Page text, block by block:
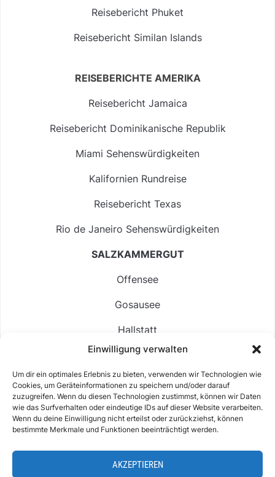
Einwilligung verwalten
Um dir ein optimales Erlebnis zu bieten, verwenden wir Technologien wie
Cookies, um Geräteinformationen zu speichern und/oder darauf
zuzugreifen. Wenn du diesen Technologien zustimmst, können wir Daten
wie das Surfverhalten oder eindeutige IDs auf dieser Website verarbeiten.
Wenn du deine Einwilligung nicht erteilst oder zurückziehst, können
bestimmte Merkmale und Funktionen beeinträchtigt werden.
AKZEPTIEREN
Reisebericht Phuket
Reisebericht Similan Islands
REISEBERICHTE AMERIKA
Reisebericht Jamaica
Reisebericht Dominikanische Republik
Miami Sehenswürdigkeiten
Kalifornien Rundreise
Reisebericht Texas
Rio de Janeiro Sehenswürdigkeiten
SALZKAMMERGUT
Offensee
Gosausee
Hallstatt
Langbathsee
Altausseer See
Hintersee
IMPRESSUM & KONTAKT